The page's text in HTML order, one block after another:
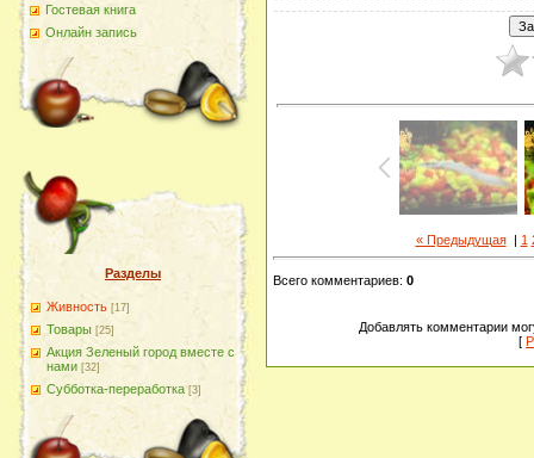
Гостевая книга
Онлайн запись
Разделы
Живность [17]
Товары [25]
Акция Зеленый город вместе с
нами [32]
Субботка-переработка [3]
« Предыдущая| 1
Всего комментариев: 0
Добавлять комментарии
[